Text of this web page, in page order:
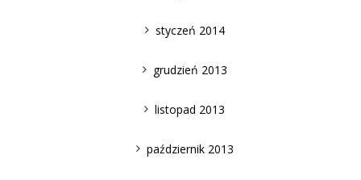
styczeń 2014
grudzień 2013
listopad 2013
październik 2013